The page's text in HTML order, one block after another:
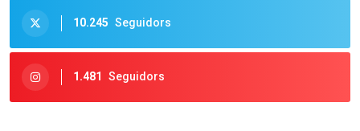
10.245 Seguidors
1.481 Seguidors